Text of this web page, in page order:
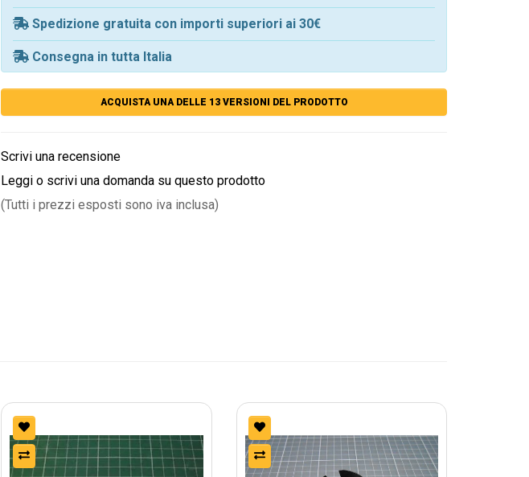
Spedizione gratuita con importi superiori ai 30€
Consegna in tutta Italia
ACQUISTA UNA DELLE 13 VERSIONI DEL PRODOTTO
Scrivi una recensione
Leggi o scrivi una domanda su questo prodotto
(Tutti i prezzi esposti sono iva inclusa)